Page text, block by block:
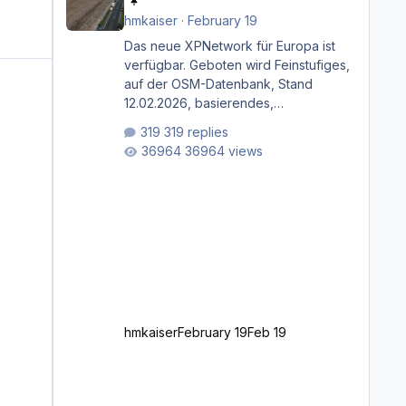
hmkaiser· February 19
Das neue XPNetwork für Europa ist
verfügbar. Geboten wird Feinstufiges,
auf der OSM-Datenbank, Stand
12.02.2026, basierendes,
bestehend aus Autobahnen,
Autostraßen, primären, sekundären,
z.B. Malta Z
319 replies
36964 views
hmkaiserFebruary 19Feb 19